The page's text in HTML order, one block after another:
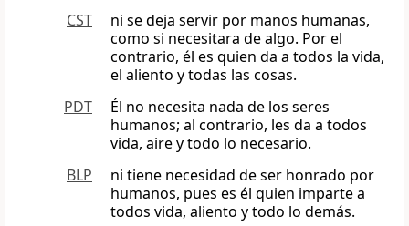
CST
ni se deja servir por manos humanas,
como si necesitara de algo. Por el
contrario, él es quien da a todos la vida,
el aliento y todas las cosas.
PDT
Él no necesita nada de los seres
humanos; al contrario, les da a todos
vida, aire y todo lo necesario.
BLP
ni tiene necesidad de ser honrado por
humanos, pues es él quien imparte a
todos vida, aliento y todo lo demás.